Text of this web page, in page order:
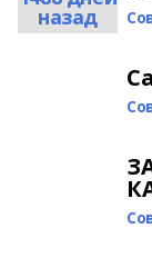
назад